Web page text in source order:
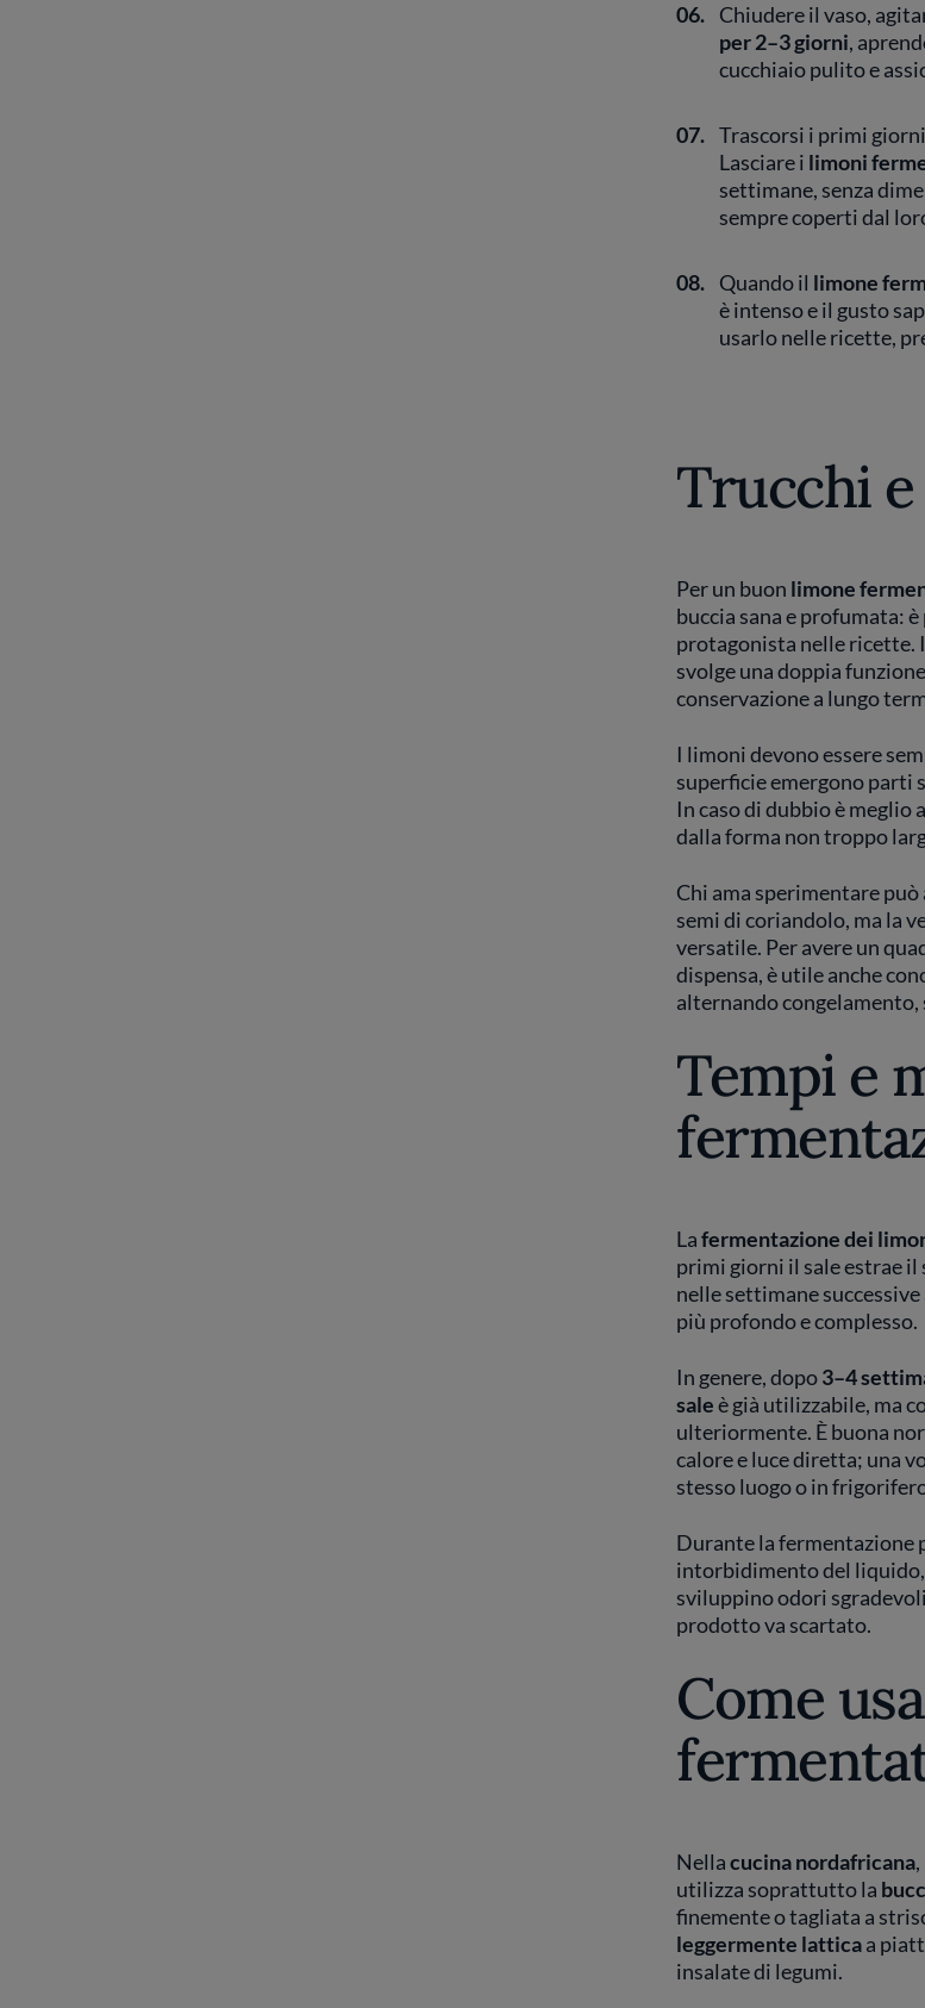
06. Chiudere il vaso,
per 2–3 giorni,
cucchiaio pulito e
07. Trascorsi i primi
Lasciare i limoni
settimane, senza
sempre coperti dal
08. Quando il limone
è intenso e il gusto
usarlo nelle ricette,
Trucchi
Per un buon limone
buccia sana e profumata:
protagonista nelle ricette.
svolge una doppia
conservazione a lungo
I limoni devono essere
superficie emergono parti
In caso di dubbio è meglio
dalla forma non troppo
Chi ama sperimentare può
semi di coriandolo, ma la
versatile. Per avere un
dispensa, è utile anche
alternando congelamento,
Tempi e
Lafermentazione dei
primi giorni il sale estrae il
nelle settimane
più profondo e complesso.
In genere, dopo3–4
saleè già utilizzabile, ma
ulteriormente. È buona
calore e luce diretta; una
stesso luogo o in
Durante la fermentazione
intorbidimento del liquido,
sviluppino odori
prodotto va scartato.
Come
Nellacucina nordafricana,
utilizza soprattutto la
finemente o tagliata a
leggermente latticaa
insalate di legumi.